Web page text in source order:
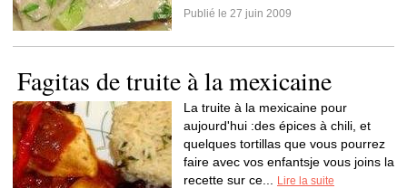
Publié le 27 juin 2009
Fagitas de truite à la mexicaine
La truite à la mexicaine pour
aujourd'hui :des épices à chili, et
quelques tortillas que vous pourrez
faire avec vos enfantsje vous joins la
recette sur ce...
Lire la suite